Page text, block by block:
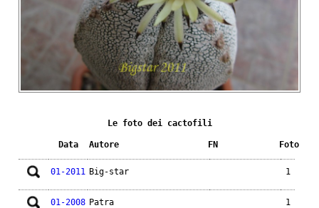
Le foto dei cactofili
Data Autore FN Foto
01-2011 Big-star 1
01-2008 Patra 1